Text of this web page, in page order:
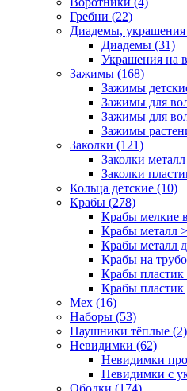
Гребни (22)
Диадемы, украшения
Диадемы (31)
Украшения на
Зажимы (168)
Зажимы
Зажимы для
Зажимы для
Зажимы
Заколки (121)
Заколки
Заколки
Кольца детские (10)
Крабы (278)
Крабы мелкие
Крабы металл
Крабы металл
Крабы на
Крабы пластик
Крабы пластик
Мех (16)
Наборы (53)
Наушники тёплые (2)
Невидимки (62)
Невидимки
Невидимки с
Ободки (174)